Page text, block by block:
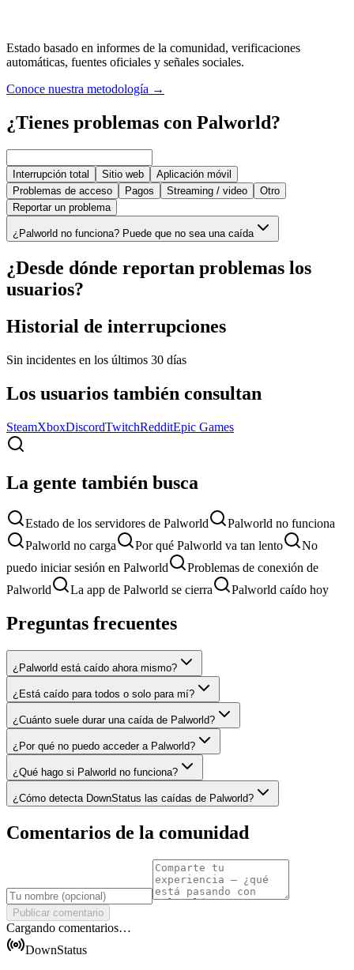
Estado basado en informes de la comunidad, verificaciones
automáticas, fuentes oficiales y señales sociales.
Conoce nuestra metodología →
¿Tienes problemas con Palworld?
Interrupción total Sitio web
Aplicación móvil
Problemas de acceso
Pagos Streaming / video
Otro
Reportar un problema
¿Palworld no funciona? Puede que no sea una caída
¿Desde dónde reportan problemas los
usuarios?
Historial de interrupciones
Sin incidentes en los últimos 30 días
Los usuarios también consultan
SteamXboxDiscordTwitchRedditEpic Games
La gente también busca
Estado de los servidores de Palworld
Palworld no funciona
Palworld no carga
Por qué Palworld va tan lento
No
puedo iniciar sesión en Palworld
Problemas de conexión de
Palworld
La app de Palworld se cierra Palworld caído hoy
Preguntas frecuentes
¿Palworld está caído ahora mismo?
¿Está caído para todos o solo para mí?
¿Cuánto suele durar una caída de Palworld?
¿Por qué no puedo acceder a Palworld?
¿Qué hago si Palworld no funciona?
¿Cómo detecta DownStatus las caídas de Palworld?
Comentarios de la comunidad
Publicar comentario
Cargando comentarios…
DownStatus